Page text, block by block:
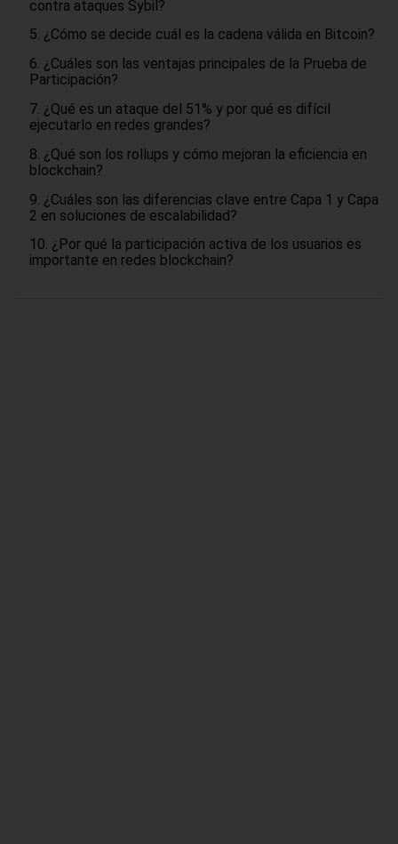
contra ataques Sybil?
¿Cómo se decide cuál es la cadena válida en Bitcoin?
¿Cuáles son las ventajas principales de la Prueba de
Participación?
¿Qué es un ataque del 51% y por qué es difícil
ejecutarlo en redes grandes?
¿Qué son los rollups y cómo mejoran la eficiencia en
blockchain?
¿Cuáles son las diferencias clave entre Capa 1 y Capa
2 en soluciones de escalabilidad?
¿Por qué la participación activa de los usuarios es
importante en redes blockchain?